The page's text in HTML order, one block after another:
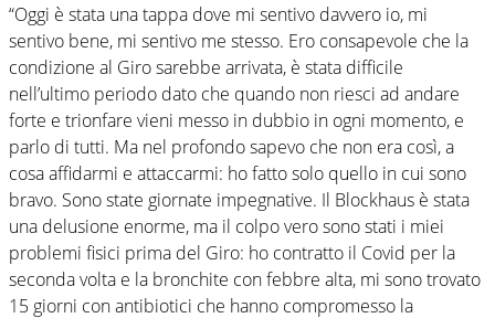
“Oggi è stata una tappa dove mi sentivo davvero io, mi
sentivo bene, mi sentivo me stesso. Ero consapevole che la
condizione al Giro sarebbe arrivata, è stata difficile
nell’ultimo periodo dato che quando non riesci ad andare
forte e trionfare vieni messo in dubbio in ogni momento, e
parlo di tutti. Ma nel profondo sapevo che non era così, a
cosa affidarmi e attaccarmi: ho fatto solo quello in cui sono
bravo. Sono state giornate impegnative. Il Blockhaus è stata
una delusione enorme, ma il colpo vero sono stati i miei
problemi fisici prima del Giro: ho contratto il Covid per la
seconda volta e la bronchite con febbre alta, mi sono trovato
15 giorni con antibiotici che hanno compromesso la